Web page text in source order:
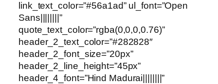
link_text_color=”#56a1ad” ul_font=”Open
Sans||||||||”
quote_text_color=”rgba(0,0,0,0.76)”
header_2_text_color=”#282828″
header_2_font_size=”20px”
header_2_line_height=”45px”
header_4_font=”Hind Madurai||||||||”